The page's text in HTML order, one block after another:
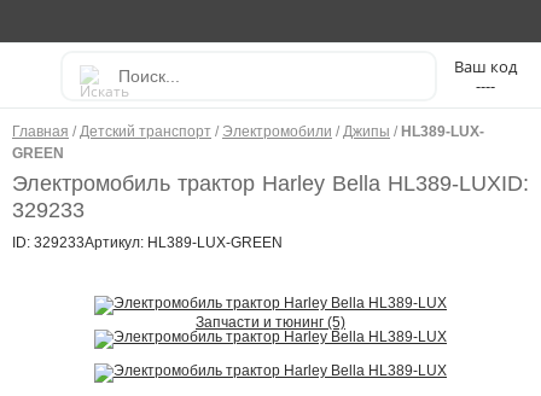
----
Главная / Детский транспорт / Электромобили / Джипы / HL389-LUX-
GREEN
Электромобиль трактор Harley Bella HL389-LUXID:
329233
ID: 329233Артикул: HL389-LUX-GREEN
Запчасти и тюнинг (5)